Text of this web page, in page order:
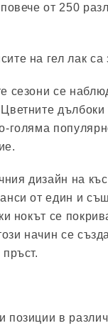
от 250
на гел лак
сезони се
дълбоки
голяма
дизайн на
от един и
нокът се
начин се
в